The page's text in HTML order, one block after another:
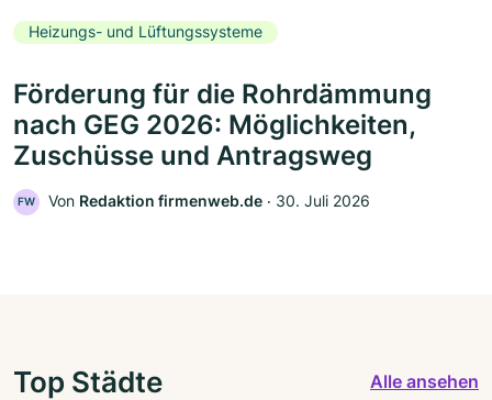
Heizungs- und Lüftungssysteme
Förderung für die Rohrdämmung
nach GEG 2026: Möglichkeiten,
Zuschüsse und Antragsweg
FW Von Redaktion firmenweb.de ‧ 30. Juli 2026
Top Städte Alle ansehen